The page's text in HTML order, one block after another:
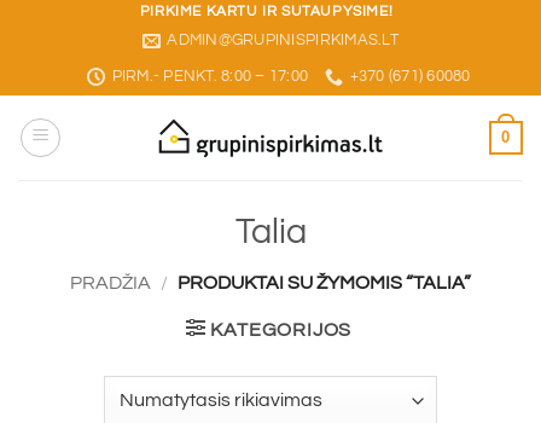
PIRKIME KARTU IR SUTAUPYSIME!
ADMIN@GRUPINISPIRKIMAS.LT
PIRM.- PENKT. 8:00 – 17:00 +370 (671) 60080
0
Talia
PRADŽIA / PRODUKTAI SU ŽYMOMIS “TALIA”
KATEGORIJOS